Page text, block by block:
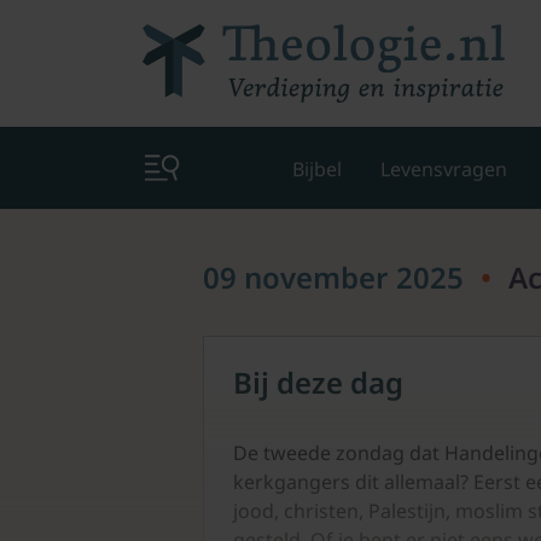
Bijbel Levensvragen
09 november 2025 •
Bij deze dag
De tweede zondag dat
kerkgangers dit allemaal? Eerst
jood, christen, Palestijn, moslim